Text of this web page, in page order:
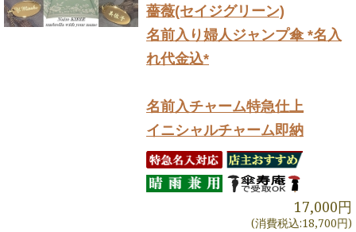
薔薇(セイジグリーン)
名前入り婦人ジャンプ傘 *名入
れ代金込*
名前入チャーム特急仕上
イニシャルチャーム即納
17,000円
(消費税込:18,700円)